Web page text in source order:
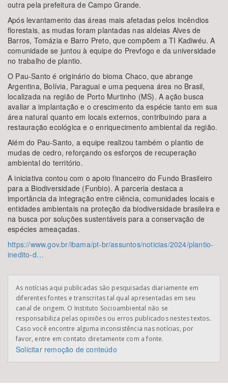
outra pela prefeitura de Campo Grande.
Após levantamento das áreas mais afetadas pelos incêndios
florestais, as mudas foram plantadas nas aldeias Alves de
Barros, Tomázia e Barro Preto, que compõem a TI Kadiwéu. A
comunidade se juntou à equipe do Prevfogo e da universidade
no trabalho de plantio.
O Pau-Santo é originário do bioma Chaco, que abrange
Argentina, Bolívia, Paraguai e uma pequena área no Brasil,
localizada na região de Porto Murtinho (MS). A ação busca
avaliar a implantação e o crescimento da espécie tanto em sua
área natural quanto em locais externos, contribuindo para a
restauração ecológica e o enriquecimento ambiental da região.
Além do Pau-Santo, a equipe realizou também o plantio de
mudas de cedro, reforçando os esforços de recuperação
ambiental do território.
A iniciativa contou com o apoio financeiro do Fundo Brasileiro
para a Biodiversidade (Funbio). A parceria destaca a
importância da integração entre ciência, comunidades locais e
entidades ambientais na proteção da biodiversidade brasileira e
na busca por soluções sustentáveis para a conservação de
espécies ameaçadas.
https://www.gov.br/ibama/pt-br/assuntos/noticias/2024/plantio-
inedito-d…
As notícias aqui publicadas são pesquisadas diariamente em
diferentes fontes e transcritas tal qual apresentadas em seu
canal de origem. O Instituto Socioambiental não se
responsabiliza pelas opiniões ou erros publicados nestes textos.
Caso você encontre alguma inconsistência nas notícias, por
favor, entre em contato diretamente com a fonte.
Solicitar remoção de conteúdo